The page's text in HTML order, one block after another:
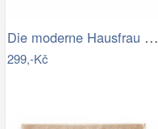
Die moderne Hausfrau Koupelnová…
299,-Kč